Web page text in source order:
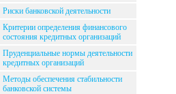
Риски банковской деятельности
Критерии определения финансового
состояния кредитных организаций
Пруденциальные нормы деятельности
кредитных организаций
Методы обеспечения стабильности
банковской системы